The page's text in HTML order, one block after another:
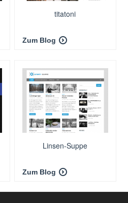
titatoni
Zum Blog
Linsen-Suppe
Zum Blog